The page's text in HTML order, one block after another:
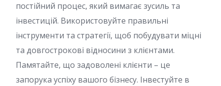
постійний процес, який вимагає зусиль та
інвестицій. Використовуйте правильні
інструменти та стратегії, щоб побудувати міцні
та довгострокові відносини з клієнтами.
Памятайте, що задоволені клієнти – це
запорука успіху вашого бізнесу. Інвестуйте в